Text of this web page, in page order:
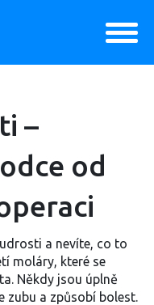
–
od
a nevíte, co to
moláry, které se
Někdy jsou úplně
zubu a způsobí bolest.